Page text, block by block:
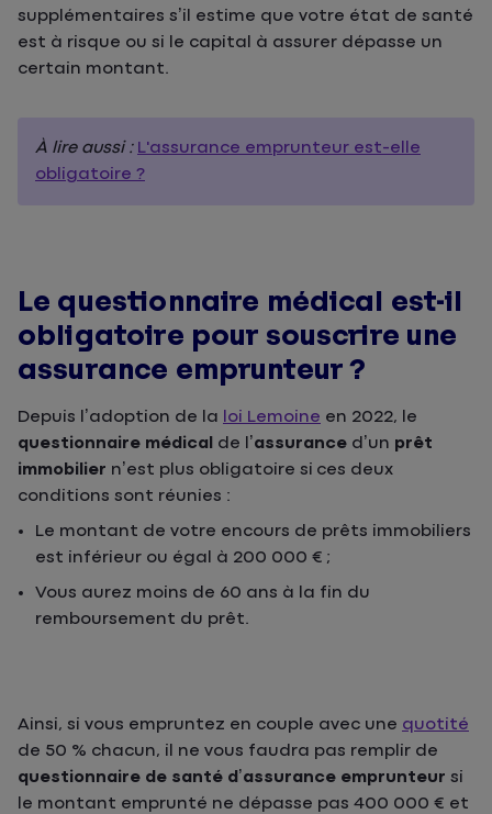
supplémentaires s’il estime que votre état de santé
est à risque ou si le capital à assurer dépasse un
certain montant.
À lire aussi : L'assurance emprunteur est-elle
obligatoire ?
Le questionnaire médical est-il
obligatoire pour souscrire une
assurance emprunteur ?
Depuis l’adoption de la loi Lemoine en 2022, le
questionnaire médical de l’assurance d’un prêt
immobilier n’est plus obligatoire si ces deux
conditions sont réunies :
Le montant de votre encours de prêts immobiliers
est inférieur ou égal à 200 000 € ;
Vous aurez moins de 60 ans à la fin du
remboursement du prêt.
Ainsi, si vous empruntez en couple avec une quotité
de 50 % chacun, il ne vous faudra pas remplir de
questionnaire de santé d’assurance emprunteur si
le montant emprunté ne dépasse pas 400 000 € et